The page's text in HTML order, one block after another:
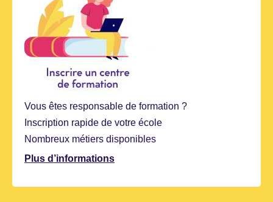
Vous êtes responsable de formation ?
Inscription rapide de votre école
Nombreux métiers disponibles
Plus d’informations